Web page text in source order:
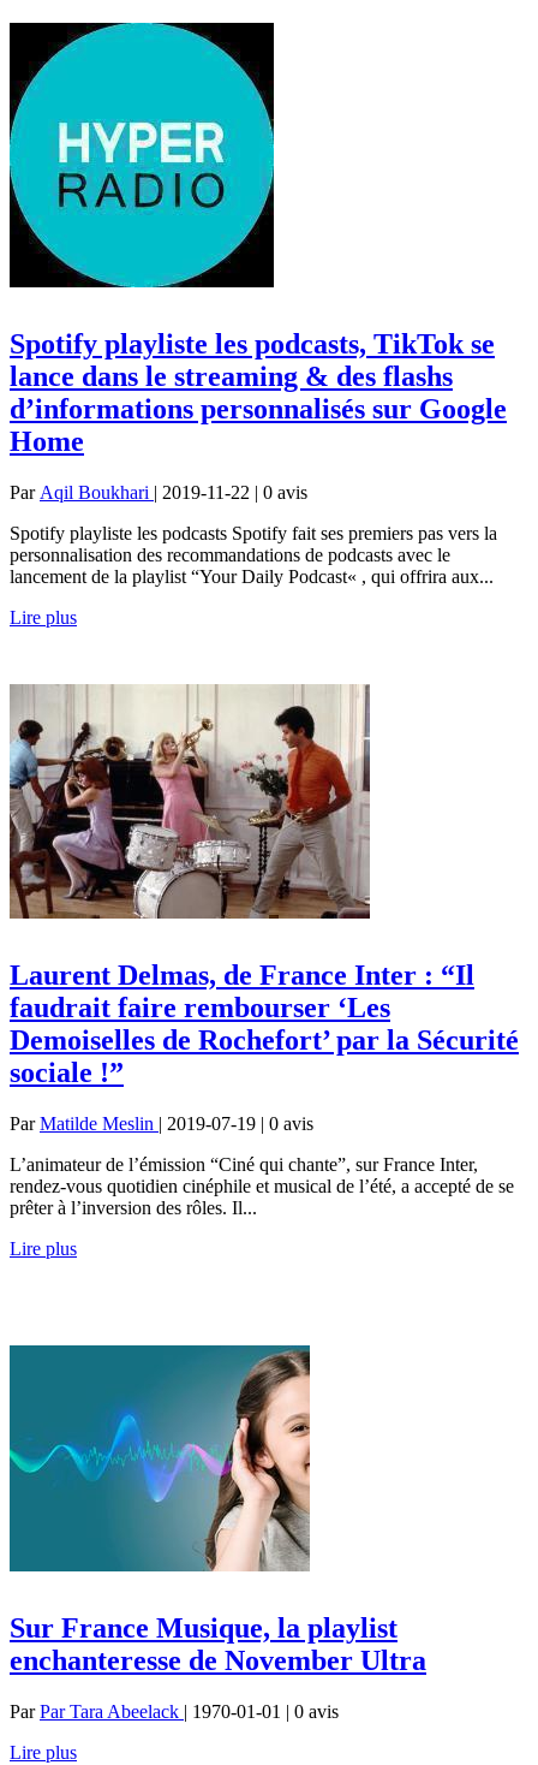
Spotify playliste les podcasts, TikTok se
lance dans le streaming & des flashs
d’informations personnalisés sur Google
Home
Par Aqil Boukhari | 2019-11-22 | 0 avis
Spotify playliste les podcasts Spotify fait ses premiers pas vers la
personnalisation des recommandations de podcasts avec le
lancement de la playlist “Your Daily Podcast« , qui offrira aux...
Lire plus
Laurent Delmas, de France Inter : “Il
faudrait faire rembourser ‘Les
Demoiselles de Rochefort’ par la Sécurité
sociale !”
ParMatilde Meslin | 2019-07-19 | 0 avis
L’animateur de l’émission “Ciné qui chante”, sur France Inter,
rendez-vous quotidien cinéphile et musical de l’été, a accepté de se
prêter à l’inversion des rôles. Il...
Lire plus
Sur France Musique, la playlist
enchanteresse de November Ultra
ParPar Tara Abeelack | 1970-01-01 | 0 avis
Lire plus